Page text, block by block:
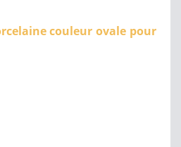
couleur ovale pour